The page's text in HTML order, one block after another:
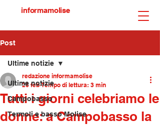
informamolise
Post
Ultime notizie
Campobasso
Termoli e basso Molise
Ultime notizie
Tutti i giorni celebriamo le
donne: a Campobasso la
redazione informamolise
26 feb Tempo di lettura: 3 min